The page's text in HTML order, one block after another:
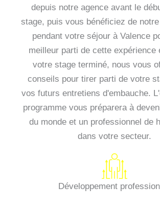
depuis notre agence avant le
stage, puis vous bénéficiez de
pendant votre séjour à Valence
meilleur parti de cette expérience
votre stage terminé, nous vous
conseils pour tirer parti de votre
vos futurs entretiens d'embauche.
programme vous préparera à
du monde et un professionnel de
dans votre secteur.
Développement